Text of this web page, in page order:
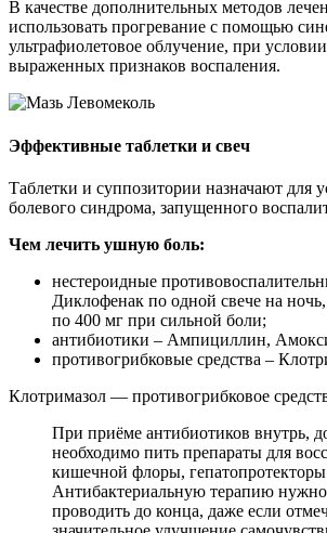
В качестве дополнительных методов
использовать прогревание с помощью
ультрафиолетовое облучение, при
выраженных признаков воспаления.
Эффективные таблетки и свеч
Таблетки и суппозитории назначают для
болевого синдрома, запущенного
Чем лечить ушную боль:
нестероидные
Диклофенак по одной свече на
по 400 мг при сильной боли;
антибиотики – Ампициллин,
противогрибковые средства –
Клотримазол — противогрибковое
При приёме антибиотиков внутрь,
необходимо пить препараты для
кишечной флоры,
Антибактериальную терапию нужно
проводить до конца, даже если